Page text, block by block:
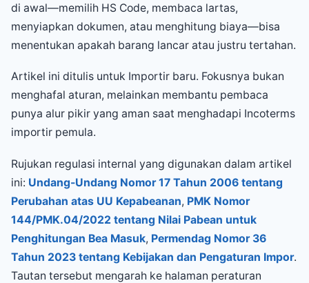
di awal—memilih HS Code, membaca lartas,
menyiapkan dokumen, atau menghitung biaya—bisa
menentukan apakah barang lancar atau justru tertahan.
Artikel ini ditulis untuk Importir baru. Fokusnya bukan
menghafal aturan, melainkan membantu pembaca
punya alur pikir yang aman saat menghadapi Incoterms
importir pemula.
Rujukan regulasi internal yang digunakan dalam artikel
ini: Undang-Undang Nomor 17 Tahun 2006 tentang
Perubahan atas UU Kepabeanan, PMK Nomor
144/PMK.04/2022 tentang Nilai Pabean untuk
Penghitungan Bea Masuk, Permendag Nomor 36
Tahun 2023 tentang Kebijakan dan Pengaturan Impor.
Tautan tersebut mengarah ke halaman peraturan